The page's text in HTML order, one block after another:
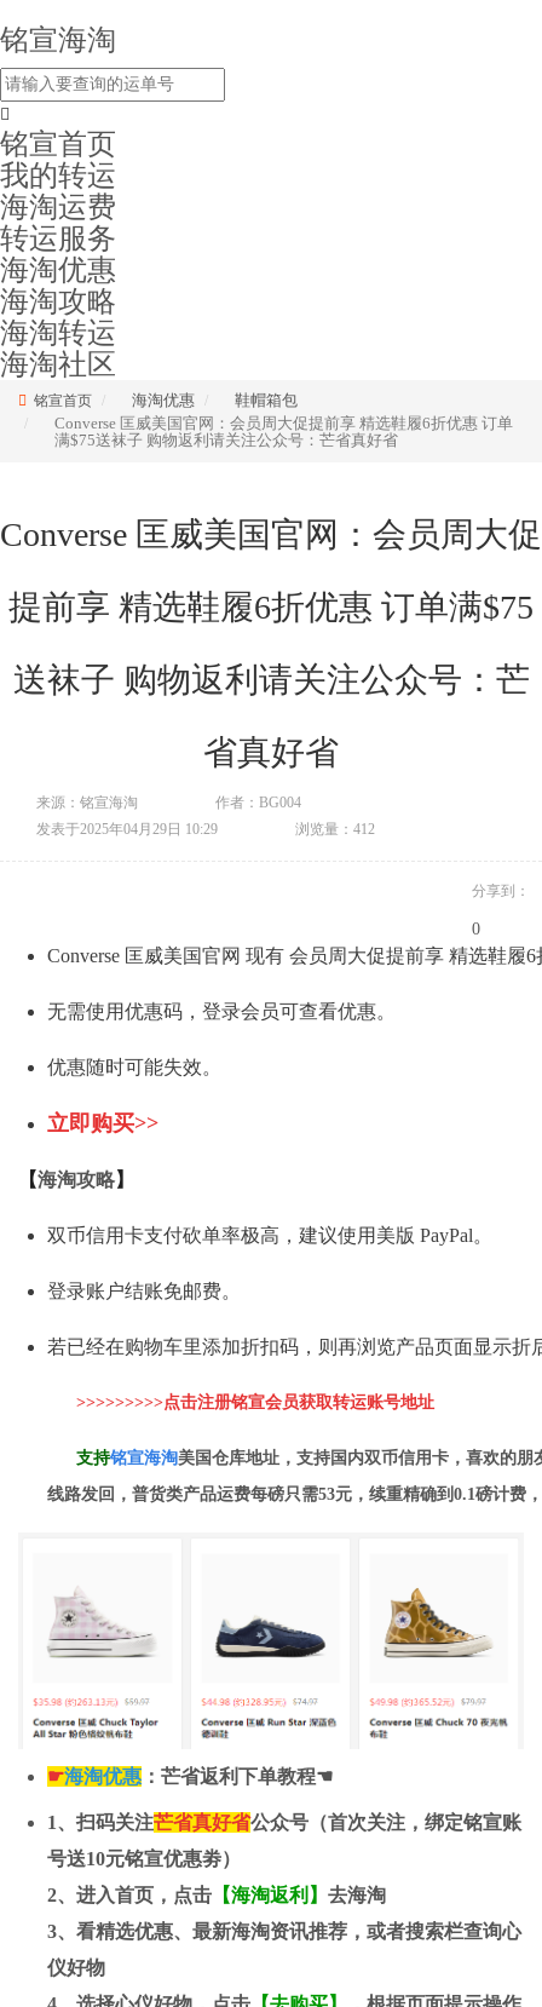
铭宣海淘
铭宣首页
我的转运
海淘运费
转运服务
海淘优惠
海淘攻略
海淘转运
海淘社区
铭宣首页 海淘优惠
鞋帽箱包
Converse 匡威美国官网：会员周大促提前享 精选鞋履6折优惠 订单
满$75送袜子 购物返利请关注公众号：芒省真好省
Converse 匡威美国官网：会员周大促
提前享 精选鞋履6折优惠 订单满$75
送袜子 购物返利请关注公众号：芒
省真好省
来源：铭宣海淘
作者：BG004
发表于2025年04月29日 10:29
浏览量：412
分享到：
0
Converse 匡威美国官网 现有 会员周大促提前享 精选鞋履
无需使用优惠码，登录会员可查看优惠。
优惠随时可能失效。
立即购买>>
【海淘攻略】
双币信用卡支付砍单率极高，建议使用美版 PayPal。
登录账户结账免邮费。
若已经在购物车里添加折扣码，则再浏览产品页面显示折
>>>>>>>>>点击注册铭宣会员获取转运账号地址
支持铭宣海淘美国仓库地址，支持国内双币信用卡，喜欢的朋
线路发回，普货类产品运费每磅只需53元，续重精确到0.1磅计费，
☛海淘优惠 ：芒省返利下单教程☚
1、扫码关注芒省真好省公众号（首次关注，绑定铭宣账
号送10元铭宣优惠劵）
2、进入首页，点击 【海淘返利】 去海淘
3、看精选优惠、最新海淘资讯推荐，或者搜索栏查询心
仪好物